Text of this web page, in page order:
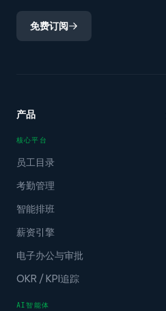
免费订阅
产品
核心平台
员工目录
考勤管理
智能排班
薪资引擎
电子办公与审批
OKR / KPI追踪
AI智能体